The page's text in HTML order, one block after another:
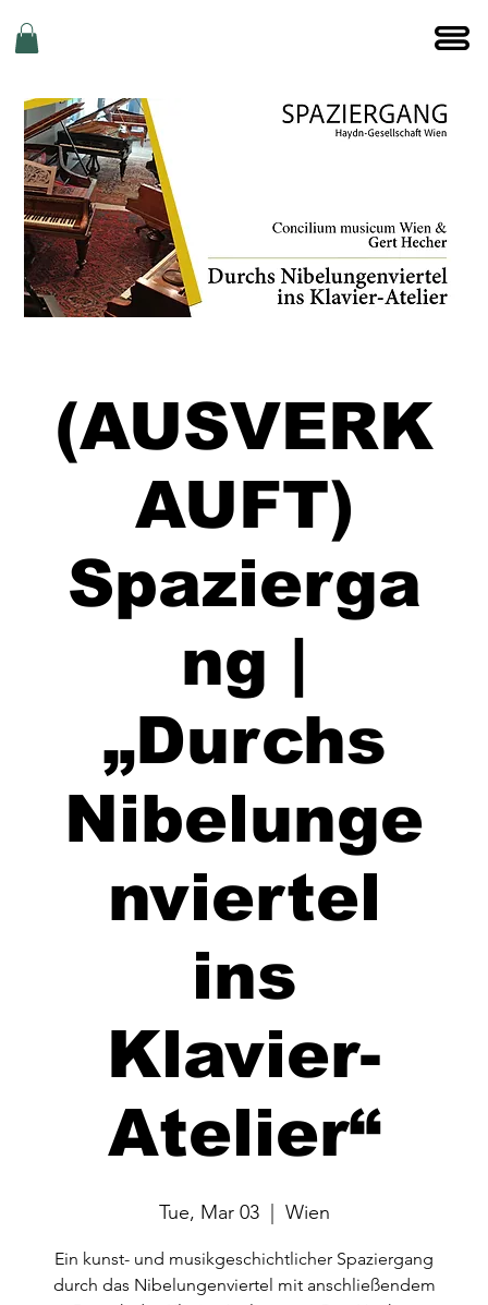
(AUSVERK
AUFT)
Spazierga
ng |
„Durchs
Nibelunge
nviertel
ins
Klavier-
Atelier“
Tue, Mar 03
  |
Wien
Ein kunst- und musikgeschichtlicher Spaziergang
durch das Nibelungenviertel mit anschließendem